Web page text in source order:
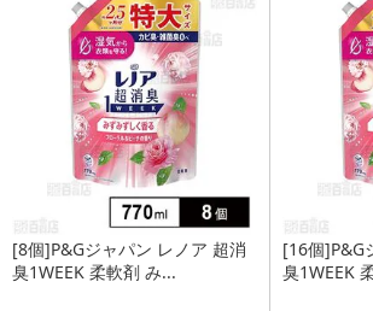
[8個]P&Gジャパン レノア 超消
臭1WEEK 柔軟剤 み...
[16個]P&G
臭1WEEK